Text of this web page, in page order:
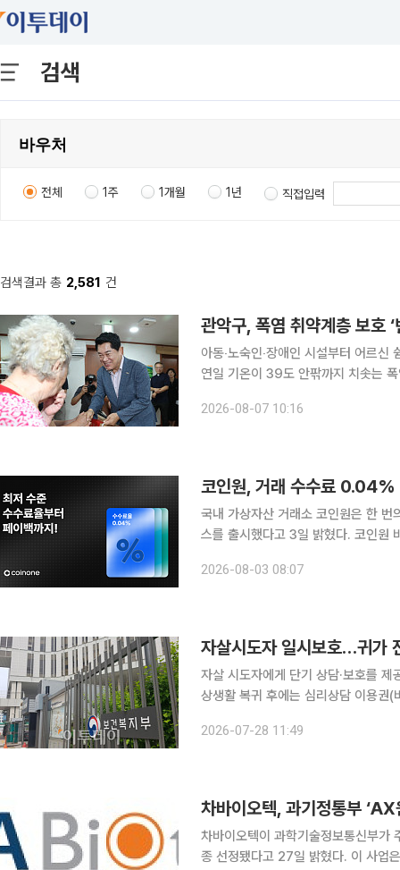
검색
전체 1주 1개월 1년 직접입력
검색결과 총 2,581 건
관악구, 폭염 취약계층 보호
아동‧노숙인‧장애인 시설부터 어르신 쉼터까지 6개소 현
연일 기온이 39도 안팎까지 치솟는
설 ‘대한성공회살림터’, 장애인 보호
2026-08-07 10:16
코인원, 거래 수수료
국내 가상자산 거래소 코인원은 한 번
스를 출시했다고 3일 밝혔다. 코인원 바우처는 코인원 고객이라면 누구나 받을 수 있는 수수료 혜택
2026-08-03 08:07
자살시도자 일시보호…귀가
자살 시도자에게 단기 상담·보호를
상생활 복귀 후에는 심리상담 이용권(바우처) 사업
동대응, 안정·치료, 퇴원 후 밀착 관
2026-07-28 11:49
차바이오텍, 과기정통부 ‘AX
차바이오텍이 과학기술정보통신부가
종 선정됐다고 27일 밝혔다. 이 사업은 국내 기업의 AI 전환을 촉진하기 위해 수요 기업의 기획을